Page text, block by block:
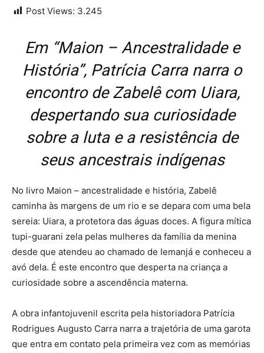
Post Views: 3.245
Em “Maion – Ancestralidade e
História”, Patrícia Carra narra o
encontro de Zabelê com Uiara,
despertando sua curiosidade
sobre a luta e a resistência de
seus ancestrais indígenas
No livro Maion – ancestralidade e história, Zabelê
caminha às margens de um rio e se depara com uma bela
sereia: Uiara, a protetora das águas doces. A figura mítica
tupi-guarani zela pelas mulheres da família da menina
desde que atendeu ao chamado de Iemanjá e conheceu a
avó dela. É este encontro que desperta na criança a
curiosidade sobre a ascendência materna.
A obra infantojuvenil escrita pela historiadora Patrícia
Rodrigues Augusto Carra narra a trajetória de uma garota
que entra em contato pela primeira vez com as memórias